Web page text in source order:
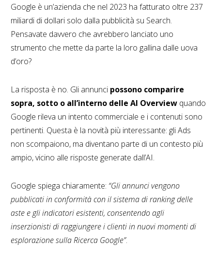
Google è un’azienda che nel 2023 ha fatturato oltre 237
miliardi di dollari solo dalla pubblicità su Search.
Pensavate davvero che avrebbero lanciato uno
strumento che mette da parte la loro gallina dalle uova
d’oro?
La risposta è no. Gli annunci possono comparire
sopra, sotto o all’interno delle AI Overview quando
Google rileva un intento commerciale e i contenuti sono
pertinenti. Questa è la novità più interessante: gli Ads
non scompaiono, ma diventano parte di un contesto più
ampio, vicino alle risposte generate dall’AI.
Google spiega chiaramente: “Gli annunci vengono
pubblicati in conformità con il sistema di ranking delle
aste e gli indicatori esistenti, consentendo agli
inserzionisti di raggiungere i clienti in nuovi momenti di
esplorazione sulla Ricerca Google”.